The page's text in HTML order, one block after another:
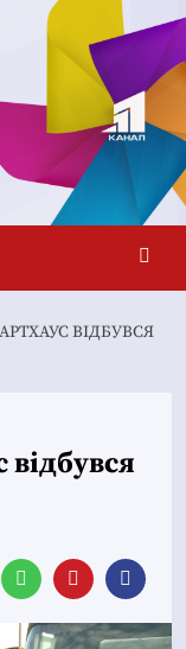
ВІДБУВСЯ
відбувся